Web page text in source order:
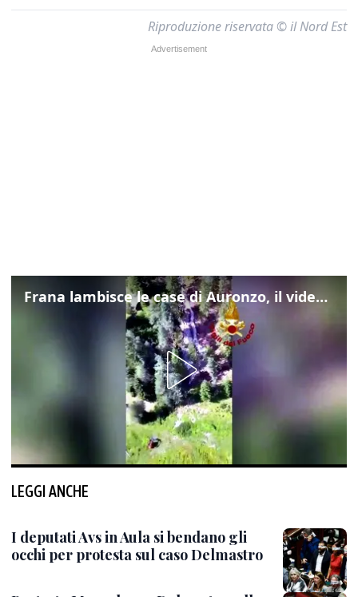
Riproduzione riservata © il Nord Est
Frana lambisce le case di Auronzo, il video dall'elicottero dei vigili del fuoco
LEGGI ANCHE
I deputati Avs in Aula si bendano gli
occhi per protesta sul caso Delmastro